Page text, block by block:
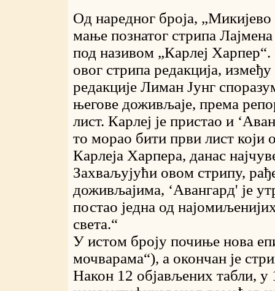
Од наредног броја,
мање познатог стрипа
под називом „Карлеј
овог стрипа редакција,
редакције Лиман Јунг
његове доживљаје, према
лист. Карлеј је пристао и
то морао бити први лист који
Карлеја Харпера, данас
Захваљујући овом стрипу,
доживљајима, ‘Авангард' је
постао једна од
света.“
У истом броју почиње нова
мочварама“), а окончан је
Након 12 објављених табли, у